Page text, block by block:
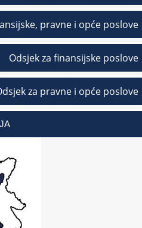
pravne i opće poslove
Odsjek za finansijske poslove
za pravne i opće poslove